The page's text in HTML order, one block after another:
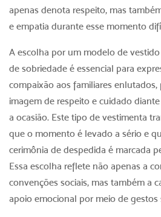
apenas denota respeito, mas
e empatia durante esse momento
A escolha por um modelo de
de sobriedade é essencial para
compaixão aos familiares
imagem de respeito e cuidado
a ocasião. Este tipo de vestimenta
que o momento é levado a sério e
cerimônia de despedida é marcada
Essa escolha reflete não apenas a
convenções sociais, mas também a
apoio emocional por meio de gestos